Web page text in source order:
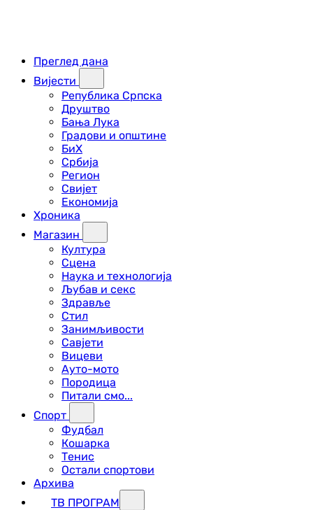
Преглед дана
Вијести
Република Српска
Друштво
Бања Лука
Градови и општине
БиХ
Србија
Регион
Свијет
Економија
Хроника
Магазин
Култура
Сцена
Наука и технологија
Љубав и секс
Здравље
Стил
Занимљивости
Савјети
Вицеви
Ауто-мото
Породица
Питали смо...
Спорт
Фудбал
Кошарка
Тенис
Остали спортови
Архива
ТВ ПРОГРАМ